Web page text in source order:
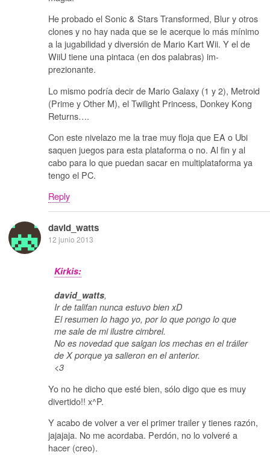
He probado el Sonic & Stars Transformed, Blur y otros
clones y no hay nada que se le acerque lo más mínimo
a la jugabilidad y diversión de Mario Kart Wii. Y el de
WiiU tiene una pintaca (en dos palabras) im-
prezionante.
Lo mismo podría decir de Mario Galaxy (1 y 2), Metroid
(Prime y Other M), el Twilight Princess, Donkey Kong
Returns….
Con este nivelazo me la trae muy floja que EA o Ubi
saquen juegos para esta plataforma o no. Al fin y al
cabo para lo que puedan sacar en multiplataforma ya
tengo el PC.
Reply
david_watts
12 junio 2013
Kirkis:
david_watts,
Ir de talifan nunca estuvo bien xD
El resumen lo hago yo, por lo que pongo lo que
me sale de mi ilustre cimbrel.
No es novedad que salgan los mechas en el tráiler
de X porque ya salieron en el anterior.
<3
Yo no he dicho que esté bien, sólo digo que es muy
divertido!! x^P.
Y acabo de volver a ver el primer trailer y tienes razón,
jajajaja. No me acordaba. Perdón, no lo volveré a
hacer (creo).